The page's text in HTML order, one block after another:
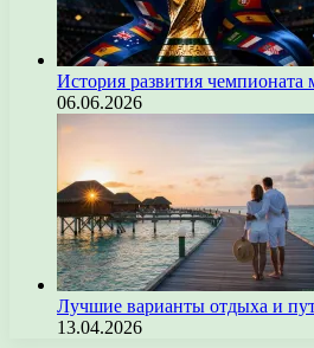
История развития
06.06.2026
Лучшие варианты отдыха и
13.04.2026